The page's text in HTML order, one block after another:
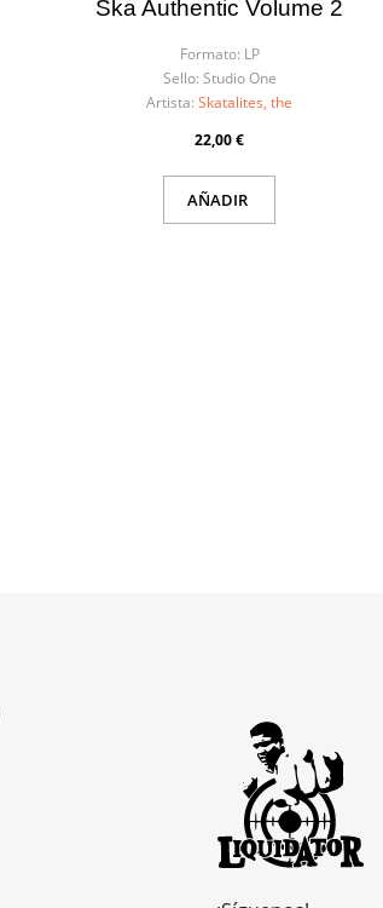
Ska Authentic Volume 2
Formato: LP
Sello: Studio One
Artista: Skatalites, the
22,00 €
AÑADIR